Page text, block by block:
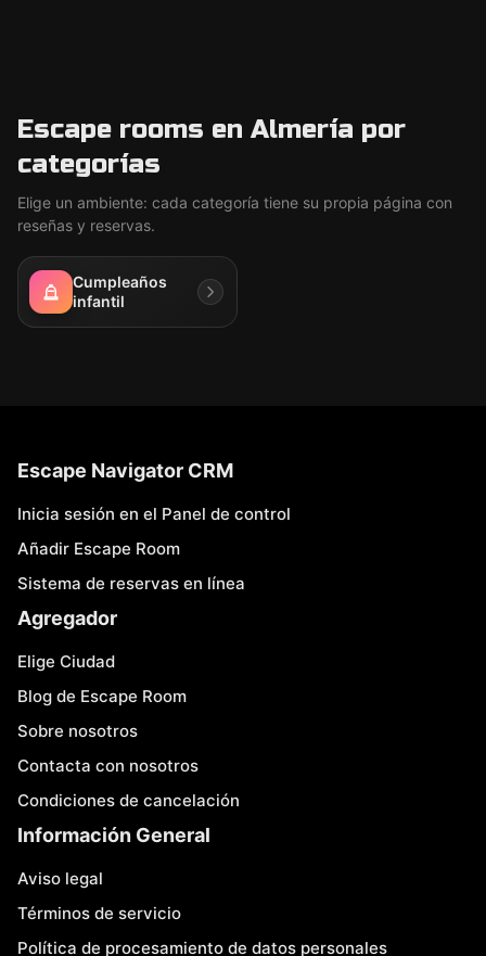
Escape rooms en Almería por
categorías
Elige un ambiente: cada categoría tiene su propia página con
reseñas y reservas.
Cumpleaños
infantil
Escape Navigator CRM
Inicia sesión en el Panel de control
Añadir Escape Room
Sistema de reservas en línea
Agregador
Elige Ciudad
Blog de Escape Room
Sobre nosotros
Contacta con nosotros
Condiciones de cancelación
Información General
Aviso legal
Términos de servicio
Política de procesamiento de datos personales